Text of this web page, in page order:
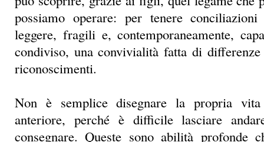
Non è semplice disegnare la propria
anteriore, perché è difficile lasciare
consegnare. Queste sono abilità profonde
decenni non sono state alimentate nel